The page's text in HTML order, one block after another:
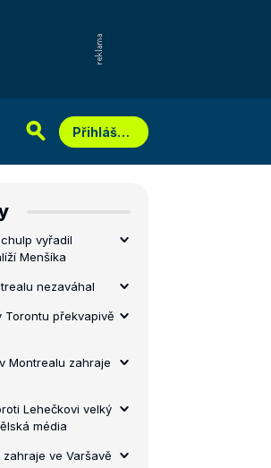
Přihlášení
vyřadil
Menšíka
nezaváhal
Torontu překvapivě
Montrealu zahraje
Lehečkovi velký
média
ve Varšavě